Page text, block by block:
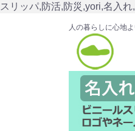
スリッパ,防活,防災,yori,名入
人の暮らしに心地